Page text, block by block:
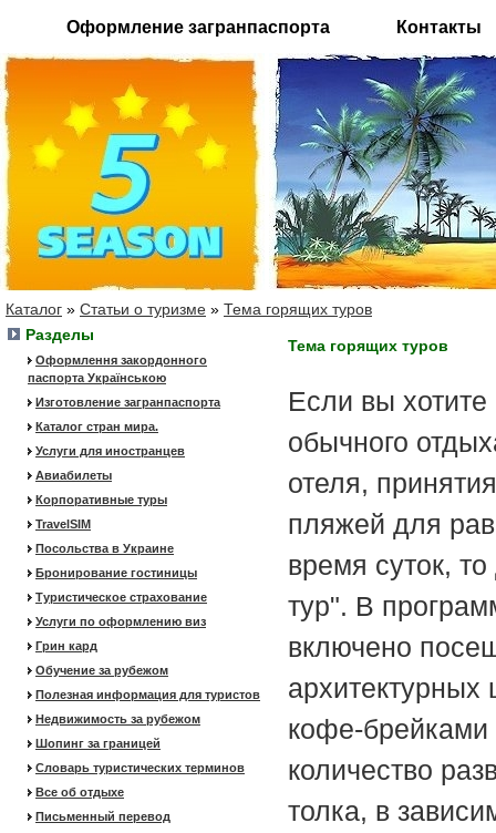
Оформление загранпаспорта Контакты
Каталог » Статьи о туризме » Тема горящих туров
Разделы
Оформлення закордонного
паспорта Українською
Изготовление загранпаспорта
Каталог стран мира.
Услуги для иностранцев
Авиабилеты
Корпоративные туры
TravelSIM
Посольства в Украине
Бронирование гостиницы
Туристическое страхование
Услуги по оформлению виз
Грин кард
Обучение за рубежом
Полезная информация для туристов
Недвижимость за рубежом
Шопинг за границей
Словарь туристических терминов
Все об отдыхе
Письменный перевод
Тема горящих туров
Если вы хотите
обычного
отеля,
пляжей для
время суток,
тур". В
включено
архитектурных
кофе-брейками
количество
толка, в